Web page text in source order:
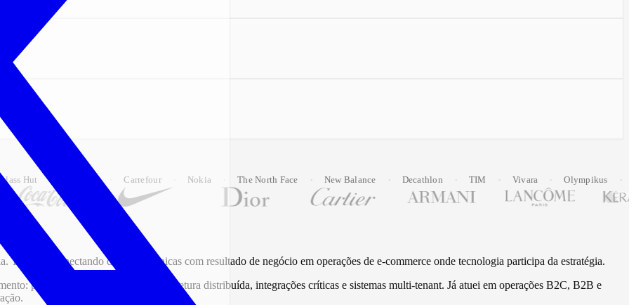
· Unilever Carrefour · Nokia The North Face · New Balance · Decathlon · TIM Vivara Olympikus · PetLove
conectando decisões técnicas com resultado de negócio em operações de e-commerce onde tecnologia participa da estratégia.
performance, SEO técnico, arquitetura distribuída, integrações críticas e sistemas multi-tenant. Já atuei em operações B2C, B2B e